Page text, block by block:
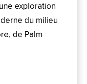
exploration
du milieu
de Palm